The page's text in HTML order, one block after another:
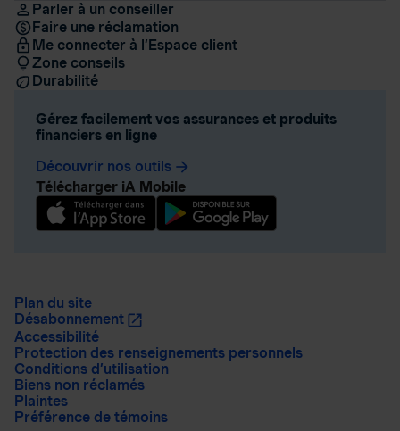
Parler à un conseiller
Faire une réclamation
Me connecter à l’Espace client
Zone conseils
Durabilité
Gérez facilement vos assurances et produits
financiers en ligne
Découvrir nos outils arrow_forward
Télécharger iA Mobile
Plan du site
Désabonnement
Accessibilité
Protection des renseignements personnels
Conditions d’utilisation
Biens non réclamés
Plaintes
Préférence de témoins